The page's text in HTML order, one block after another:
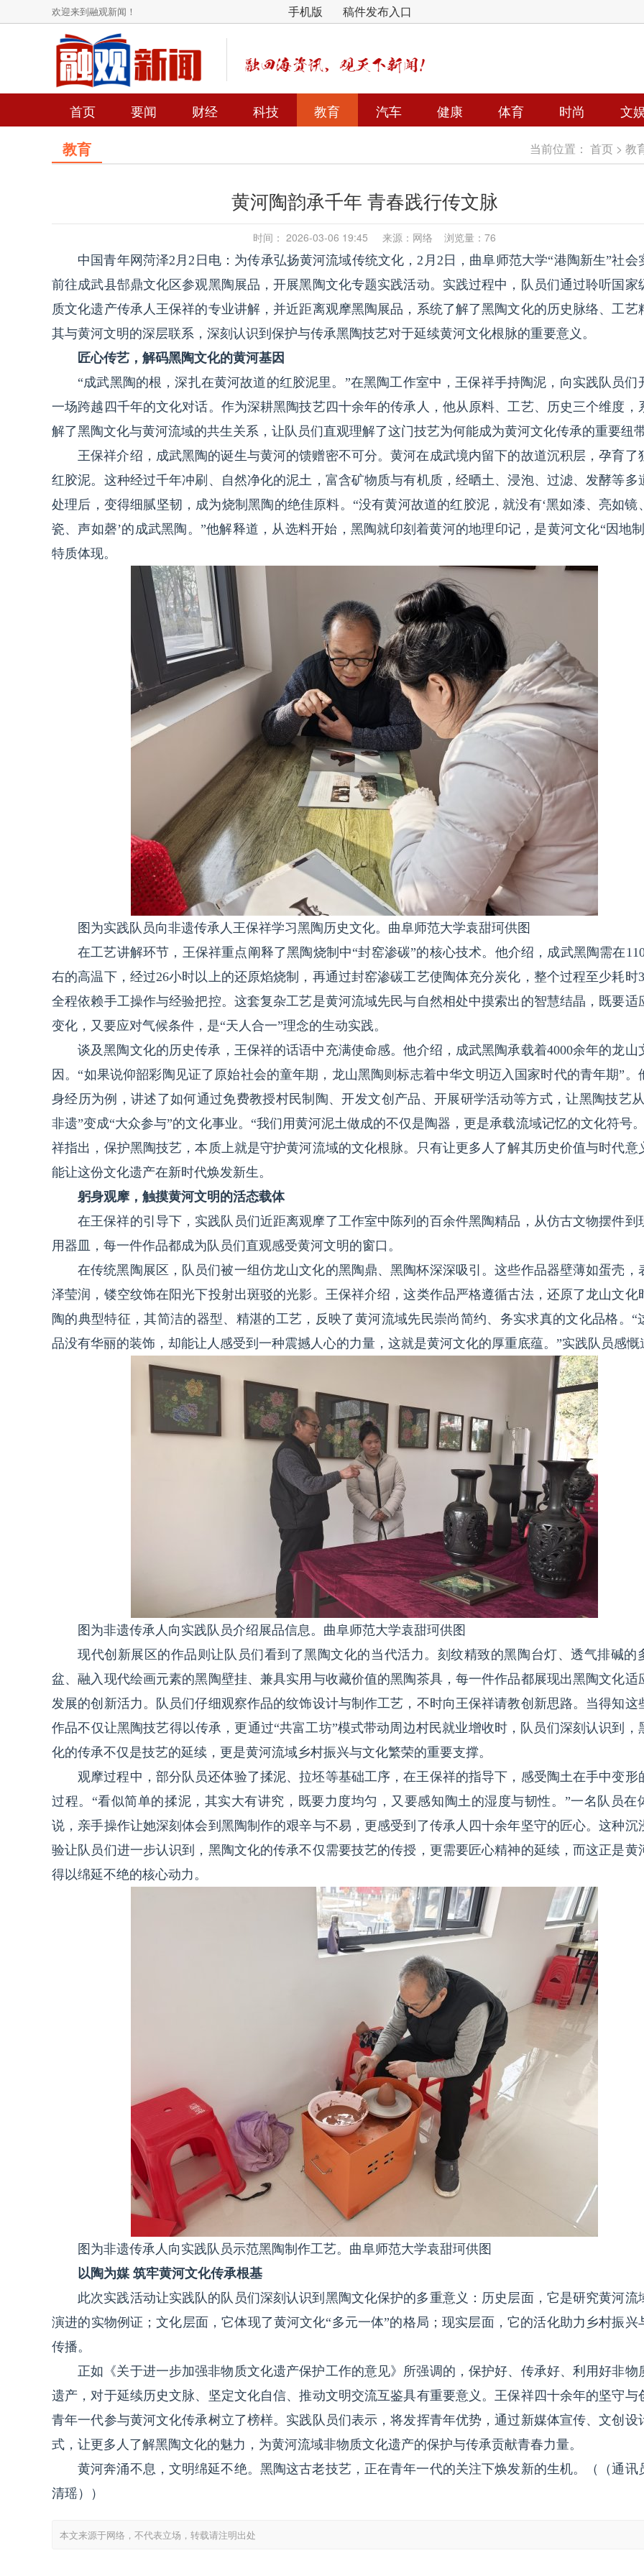
欢迎来到融观新闻！ 手机版 稿件发布入口
首页 要闻 财经 科技 教育 汽车 健康 体育 时尚 文
教育 当前位置： 首页 > 教
黄河陶韵承千年 青春践行传文脉
时间： 2026-03-06 19:45 来源：网络 浏览量：76
中国青年网菏泽2月2日电：为传承弘扬黄河流域传统文化，2月2日，曲阜师范大学“港陶新生”社会
前往成武县郜鼎文化区参观黑陶展品，开展黑陶文化专题实践活动。实践过程中，队员们通过聆听国家
质文化遗产传承人王保祥的专业讲解，并近距离观摩黑陶展品，系统了解了黑陶文化的历史脉络、工艺
其与黄河文明的深层联系，深刻认识到保护与传承黑陶技艺对于延续黄河文化根脉的重要意义。
匠心传艺，解码黑陶文化的黄河基因
“成武黑陶的根，深扎在黄河故道的红胶泥里。”在黑陶工作室中，王保祥手持陶泥，向实践队员们
一场跨越四千年的文化对话。作为深耕黑陶技艺四十余年的传承人，他从原料、工艺、历史三个维度，
解了黑陶文化与黄河流域的共生关系，让队员们直观理解了这门技艺为何能成为黄河文化传承的重要纽带
王保祥介绍，成武黑陶的诞生与黄河的馈赠密不可分。黄河在成武境内留下的故道沉积层，孕育了
红胶泥。这种经过千年冲刷、自然净化的泥土，富含矿物质与有机质，经晒土、浸泡、过滤、发酵等多
处理后，变得细腻坚韧，成为烧制黑陶的绝佳原料。“没有黄河故道的红胶泥，就没有‘黑如漆、亮如镜
瓷、声如磬’的成武黑陶。”他解释道，从选料开始，黑陶就印刻着黄河的地理印记，是黄河文化“因地
特质体现。
图为实践队员向非遗传承人王保祥学习黑陶历史文化。曲阜师范大学袁甜珂供图
在工艺讲解环节，王保祥重点阐释了黑陶烧制中“封窑渗碳”的核心技术。他介绍，成武黑陶需在
右的高温下，经过26小时以上的还原焰烧制，再通过封窑渗碳工艺使陶体充分炭化，整个过程至少耗时
全程依赖手工操作与经验把控。这套复杂工艺是黄河流域先民与自然相处中摸索出的智慧结晶，既要适
变化，又要应对气候条件，是“天人合一”理念的生动实践。
谈及黑陶文化的历史传承，王保祥的话语中充满使命感。他介绍，成武黑陶承载着4000余年的龙山
因。“如果说仰韶彩陶见证了原始社会的童年期，龙山黑陶则标志着中华文明迈入国家时代的青年期”。
身经历为例，讲述了如何通过免费教授村民制陶、开发文创产品、开展研学活动等方式，让黑陶技艺
非遗”变成“大众参与”的文化事业。“我们用黄河泥土做成的不仅是陶器，更是承载流域记忆的文化符号
祥指出，保护黑陶技艺，本质上就是守护黄河流域的文化根脉。只有让更多人了解其历史价值与时代意
能让这份文化遗产在新时代焕发新生。
躬身观摩，触摸黄河文明的活态载体
在王保祥的引导下，实践队员们近距离观摩了工作室中陈列的百余件黑陶精品，从仿古文物摆件到
用器皿，每一件作品都成为队员们直观感受黄河文明的窗口。
在传统黑陶展区，队员们被一组仿龙山文化的黑陶鼎、黑陶杯深深吸引。这些作品器壁薄如蛋壳，
泽莹润，镂空纹饰在阳光下投射出斑驳的光影。王保祥介绍，这类作品严格遵循古法，还原了龙山文化
陶的典型特征，其简洁的器型、精湛的工艺，反映了黄河流域先民崇尚简约、务实求真的文化品格。“
品没有华丽的装饰，却能让人感受到一种震撼人心的力量，这就是黄河文化的厚重底蕴。”实践队员感慨
图为非遗传承人向实践队员介绍展品信息。曲阜师范大学袁甜珂供图
现代创新展区的作品则让队员们看到了黑陶文化的当代活力。刻纹精致的黑陶台灯、透气排碱的
盆、融入现代绘画元素的黑陶壁挂、兼具实用与收藏价值的黑陶茶具，每一件作品都展现出黑陶文化适
发展的创新活力。队员们仔细观察作品的纹饰设计与制作工艺，不时向王保祥请教创新思路。当得知这
作品不仅让黑陶技艺得以传承，更通过“共富工坊”模式带动周边村民就业增收时，队员们深刻认识到，
化的传承不仅是技艺的延续，更是黄河流域乡村振兴与文化繁荣的重要支撑。
观摩过程中，部分队员还体验了揉泥、拉坯等基础工序，在王保祥的指导下，感受陶土在手中变形
过程。“看似简单的揉泥，其实大有讲究，既要力度均匀，又要感知陶土的湿度与韧性。”一名队员在
说，亲手操作让她深刻体会到黑陶制作的艰辛与不易，更感受到了传承人四十余年坚守的匠心。这种沉
验让队员们进一步认识到，黑陶文化的传承不仅需要技艺的传授，更需要匠心精神的延续，而这正是黄
得以绵延不绝的核心动力。
图为非遗传承人向实践队员示范黑陶制作工艺。曲阜师范大学袁甜珂供图
以陶为媒 筑牢黄河文化传承根基
此次实践活动让实践队的队员们深刻认识到黑陶文化保护的多重意义：历史层面，它是研究黄河流
演进的实物例证；文化层面，它体现了黄河文化“多元一体”的格局；现实层面，它的活化助力乡村振兴
传播。
正如《关于进一步加强非物质文化遗产保护工作的意见》所强调的，保护好、传承好、利用好非物
遗产，对于延续历史文脉、坚定文化自信、推动文明交流互鉴具有重要意义。王保祥四十余年的坚守与
青年一代参与黄河文化传承树立了榜样。实践队员们表示，将发挥青年优势，通过新媒体宣传、文创设
式，让更多人了解黑陶文化的魅力，为黄河流域非物质文化遗产的保护与传承贡献青春力量。
黄河奔涌不息，文明绵延不绝。黑陶这古老技艺，正在青年一代的关注下焕发新的生机。（（通讯
清瑶））
本文来源于网络，不代表立场，转载请注明出处